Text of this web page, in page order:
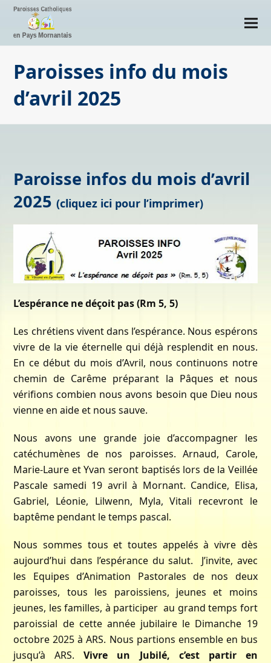
Paroisses info du mois
d’avril 2025
Paroisse infos du mois d’avril
2025 (cliquez ici pour l’imprimer)
L’espérance ne déçoit pas (Rm 5, 5)
Les chrétiens vivent dans l’espérance. Nous espérons
vivre de la vie éternelle qui déjà resplendit en nous.
En ce début du mois d’Avril, nous continuons notre
chemin de Carême préparant la Pâques et nous
vérifions combien nous avons besoin que Dieu nous
vienne en aide et nous sauve.
Nous avons une grande joie d’accompagner les
catéchumènes de nos paroisses. Arnaud, Carole,
Marie-Laure et Yvan seront baptisés lors de la Veillée
Pascale samedi 19 avril à Mornant. Candice, Elisa,
Gabriel, Léonie, Lilwenn, Myla, Vitali recevront le
baptême pendant le temps pascal.
Nous sommes tous et toutes appelés à vivre dès
aujourd’hui dans l’espérance du salut. J’invite, avec
les Equipes d’Animation Pastorales de nos deux
paroisses, tous les paroissiens, jeunes et moins
jeunes, les familles, à participer au grand temps fort
paroissial de cette année jubilaire le Dimanche 19
octobre 2025 à ARS. Nous partions ensemble en bus
jusqu’à ARS.Vivre un Jubilé, c’est partir en